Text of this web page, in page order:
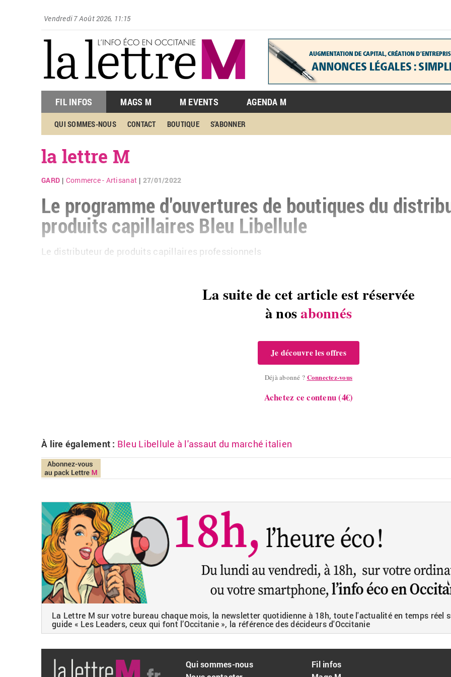
Vendredi 7 Août 2026, 11:15
FIL INFOS MAGS M M EVENTS AGENDA M
QUI SOMMES-NOUS CONTACT BOUTIQUE S'ABONNER
la lettre M
GARD Commerce - Artisanat 27/01/2022
Le programme d'ouvertures de boutiques du
produits capillaires Bleu Libellule
Le dis­tri­bu­teur de pro­duits ca­pil­laires pro­fes­sion­nels
La suite de cet article est réservée
à nosabonnés
Je découvre les offres
Déjà abonné ? Connectez-vous
Achetez ce contenu (4€)
À lire éga­le­ment : Bleu Li­bel­lule à l'as­saut du mar­ché ita­lien
La Lettre M sur votre bureau chaque mois, la newsletter quotidienne à 18h, toute l'actualité en temps réel
guide « Les Leaders, ceux qui font l’Occitanie », la référence des décideurs d'Occitanie
Qui sommes-nous
Fil infos